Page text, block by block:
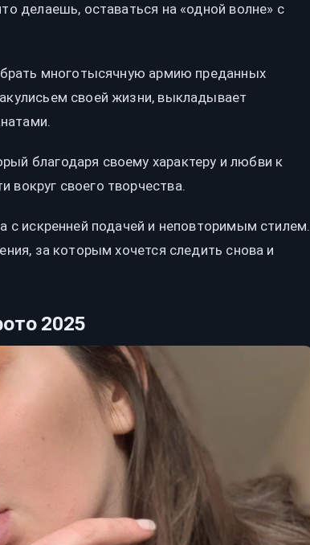
делаешь, оставаться на «одной волне» с
многотысячную армию преданных
своей жизни, выкладывает
благодаря своему характеру и любви к
вокруг своего творчества.
с искренней подачей и неповторимым стилем.
за которым хочется следить снова и
2025